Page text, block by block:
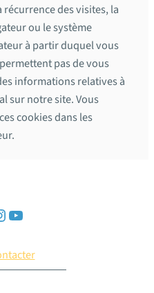
des visites, la
ou le système
à partir duquel vous
pas de vous
informations relatives à
sur notre site. Vous
cookies dans les